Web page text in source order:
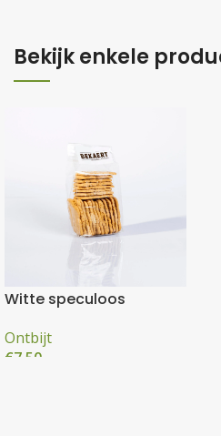
Bekijk enkele
Witte speculoos
Ontbijt
€7,50